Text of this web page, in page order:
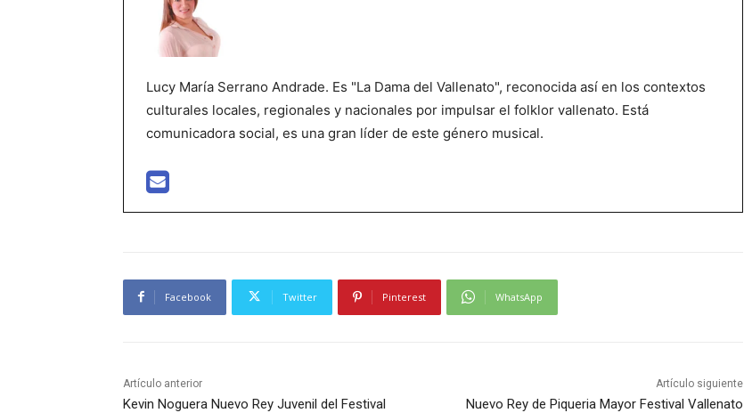
Lucy María Serrano Andrade. Es "La Dama del Vallenato", reconocida así en los contextos
culturales locales, regionales y nacionales por impulsar el folklor vallenato. Está
comunicadora social, es una gran líder de este género musical.
Facebook Twitter Pinterest WhatsApp
Artículo anterior
Kevin Noguera Nuevo Rey Juvenil del Festival
Artículo siguiente
Nuevo Rey de Piqueria Mayor Festival Vallenato